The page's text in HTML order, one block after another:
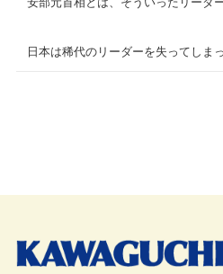
日本は稀代のリーダーを失ってしまっ